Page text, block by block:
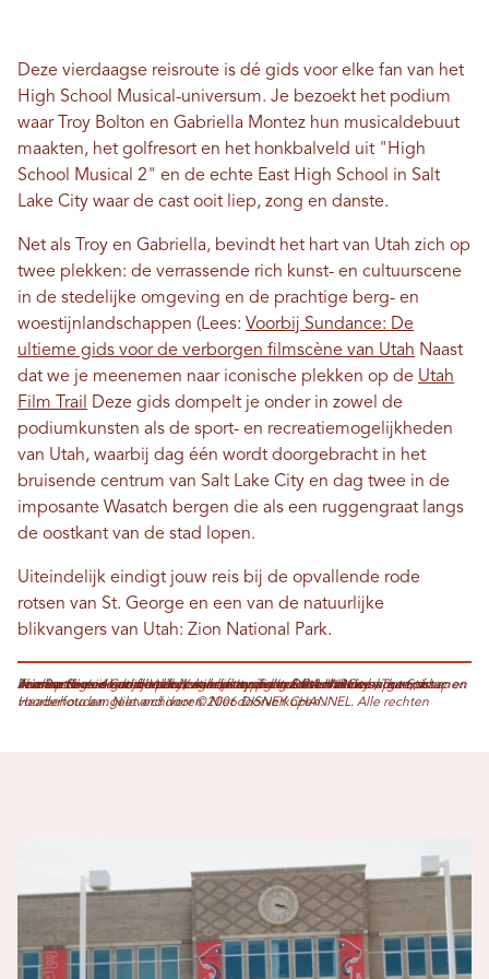
Deze vierdaagse reisroute is dé gids voor elke fan van het
High School Musical-universum. Je bezoekt het podium
waar Troy Bolton en Gabriella Montez hun musicaldebuut
maakten, het golfresort en het honkbalveld uit "High
School Musical 2" en de echte East High School in Salt
Lake City waar de cast ooit liep, zong en danste.
Net als Troy en Gabriella, bevindt het hart van Utah zich op
twee plekken: de verrassende rich kunst- en cultuurscene
in de stedelijke omgeving en de prachtige berg- en
woestijnlandschappen (Lees: Voorbij Sundance: De
ultieme gids voor de verborgen filmscène van Utah Naast
dat we je meenemen naar iconische plekken op de Utah
Film Trail
Deze gids dompelt je onder in zowel de
podiumkunsten als de sport- en recreatiemogelijkheden
van Utah, waarbij dag één wordt doorgebracht in het
bruisende centrum van Salt Lake City en dag twee in de
imposante Wasatch bergen die als een ruggengraat langs
de oostkant van de stad lopen.
Uiteindelijk eindigt jouw reis bij de opvallende rode
rotsen van St. George en een van de natuurlijke
blikvangers van Utah: Zion National Park.
Arianna Rees is een freelance schrijfster die in Salt Lake City woont, maar haar hart ligt in Cache Valley, waar ze is opgegroeid. Haar werk is verschenen in meer dan een dozijn publicaties, waaronder Deseret News, The Startup en The Beehive. Als ze niet druk aan het typen is achter haar computer, is Arianna te vinden tijdens het wandelen en boulderen in de bergen of verdiept in een goed boek. Volg haar op Twitter @AriWRees.
Headerfoto aangeleverd door ©2006 DISNEY CHANNEL. Alle rechten voorbehouden. Niet archiveren. Niet doorverkopen.